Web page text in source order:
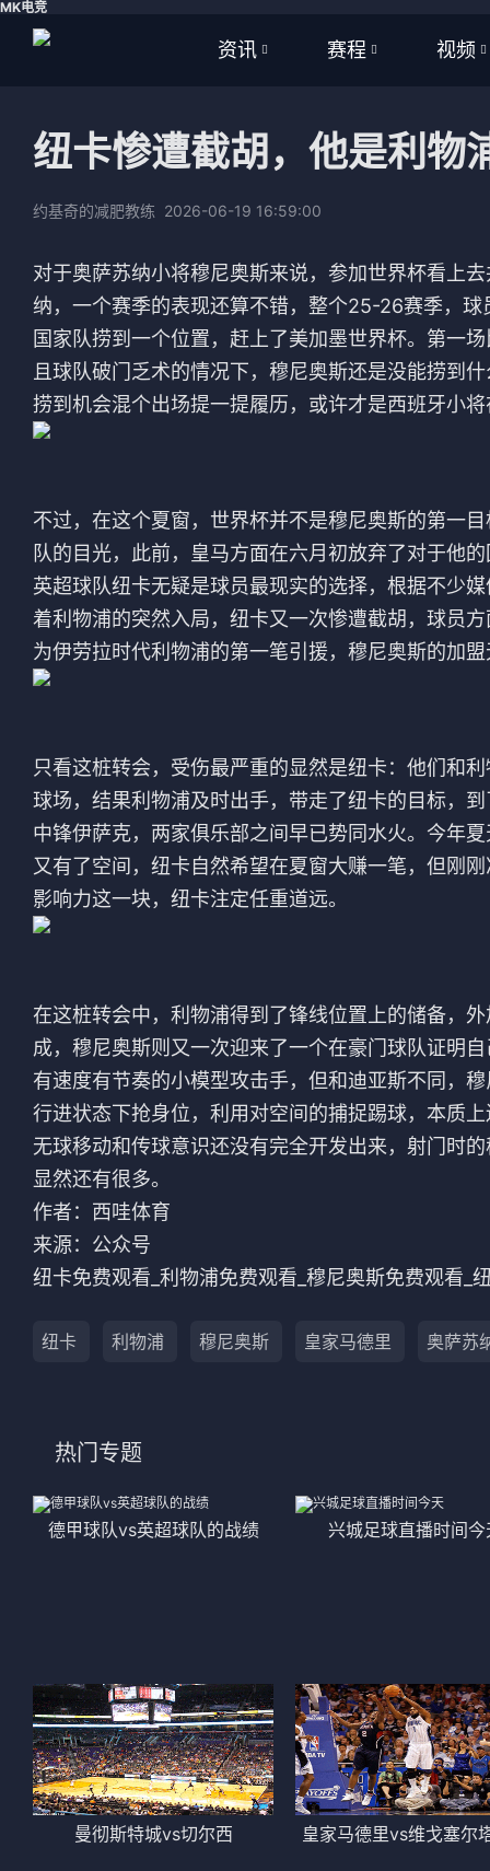
MK电竞
资讯
足球
篮球
体育
英超
西甲
意甲
法甲
中超
欧冠
NBA
电竞
赛程
足球
NBA
CBA
WNBA
英超
意甲
德甲
法甲
视频
足球视
纽卡惨遭截胡，他是利物
约基奇的减肥教练 2026-06-19 16:59:00
对于奥萨苏纳小将穆尼奥斯来说，参加世界杯看上
纳，一个赛季的表现还算不错，整个25-26赛季，
国家队捞到一个位置，赶上了美加墨世界杯。第一
且球队破门乏术的情况下，穆尼奥斯还是没能捞到
捞到机会混个出场提一提履历，或许才是西班牙小
不过，在这个夏窗，世界杯并不是穆尼奥斯的第一
队的目光，此前，皇马方面在六月初放弃了对于他
英超球队纽卡无疑是球员最现实的选择，根据不少
着利物浦的突然入局，纽卡又一次惨遭截胡，球员
为伊劳拉时代利物浦的第一笔引援，穆尼奥斯的加
只看这桩转会，受伤最严重的显然是纽卡：他们和
球场，结果利物浦及时出手，带走了纽卡的目标，
中锋伊萨克，两家俱乐部之间早已势同水火。今年
又有了空间，纽卡自然希望在夏窗大赚一笔，但刚
影响力这一块，纽卡注定任重道远。
在这桩转会中，利物浦得到了锋线位置上的储备，
成，穆尼奥斯则又一次迎来了一个在豪门球队证明
有速度有节奏的小模型攻击手，但和迪亚斯不同，
行进状态下抢身位，利用对空间的捕捉踢球，本质
无球移动和传球意识还没有完全开发出来，射门时
显然还有很多。
作者：西哇体育
来源：公众号
纽卡免费观看_利物浦免费观看_穆尼奥斯免费观看_
纽卡 利物浦 穆尼奥斯 皇家马德里 奥萨苏
热门专题
德甲球队vs英超球队的战绩 兴城足球直播时间今
曼彻斯特城vs切尔西 皇家马德里vs维戈塞尔